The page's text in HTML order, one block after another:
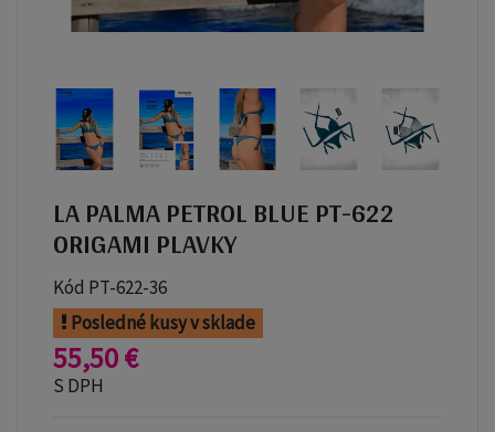
LA PALMA PETROL BLUE PT-622
ORIGAMI PLAVKY
Kód PT-622-36
Posledné kusy v sklade
55,50 €
S DPH